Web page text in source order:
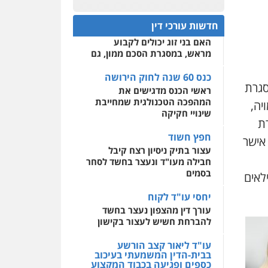
ומעצרים סייבר ניהול
משברים פליליים
0506355388
עו"ד דרוויש נאשף
פלילי פשיעה חמורה
אדם
0527448141
חליל ביאדי – משרד
עורכי דין
פלילי דיני תעבורה מעצרים
0509636895
עו"ד איהאב זבידאת
פשע עבירות המתה
עבירות מין
0522508109
אחסון אתרים
מהירות הגנה גיבוי
לעורכי דין
מרכז התחלה חדשה
שירותים מקצועיים לעורכי
דין
0544500346
חדשות עורכי דין
המתח שבין חוק יחסי ממון
לבין חוק הירושה
האם בני זוג יכולים לקבוע
מראש, במסגרת הסכם ממון, גם
כנס 60 שנה לחוק הירושה
ראשי הכנס מדגישים את
המהפכה הטכנולגית שמחייבת
שינויי חקיקה
חפץ חשוד
עצור בתיק ניסיון רצח קיבל
חבילה מעו"ד ונעצר בחשד לסחר
בסמים
יחסי עו"ד לקוח
עורך דין מהצפון נעצר בחשד
להברחת חשיש לעצור בקישון
עו"ד ליאור קצב הורשע
בבית-הדין המשמעתי בעיכוב
כספים ופגיעה בכבוד המקצוע